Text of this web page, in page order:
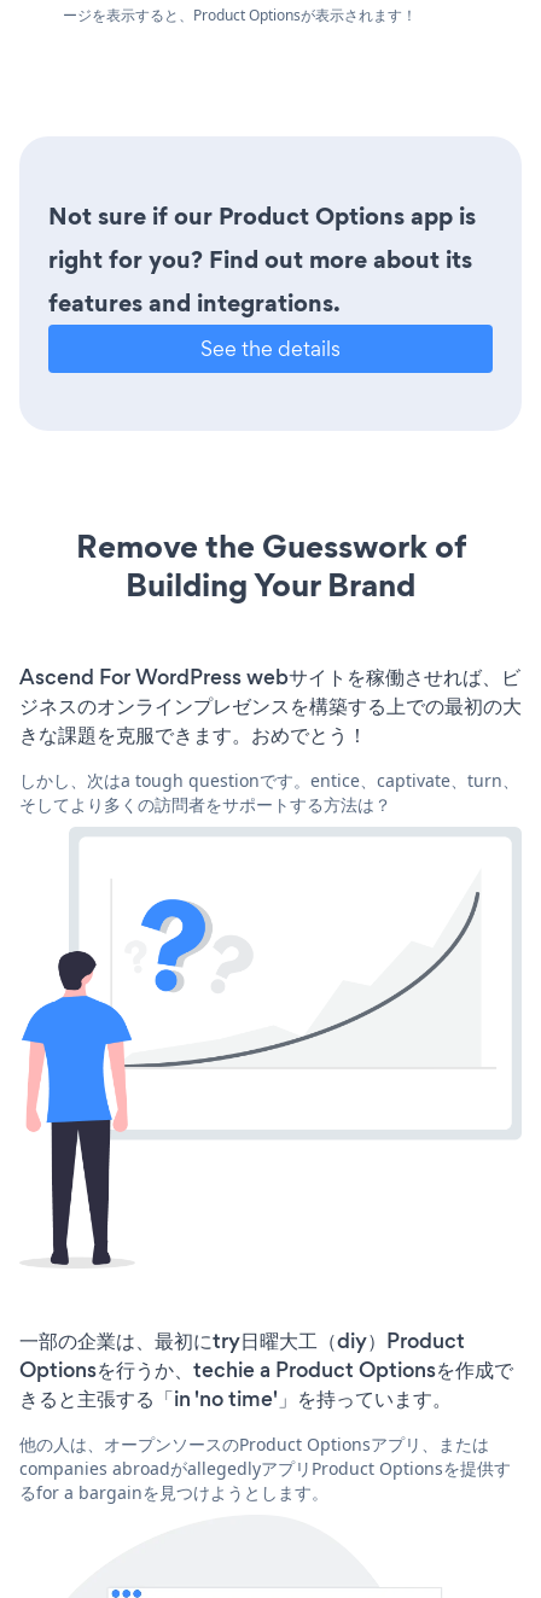
ージを表示すると、Product Optionsが表示されます！
Not sure if our Product Options app is
right for you? Find out more about its
features and integrations.
See the details
Remove the Guesswork of
Building Your Brand
Ascend For WordPress webサイトを稼働させれば、ビ
ジネスのオンラインプレゼンスを構築する上での最初の大
きな課題を克服できます。おめでとう！
しかし、次はa tough questionです。entice、captivate、turn、
そしてより多くの訪問者をサポートする方法は？
一部の企業は、最初にtry日曜大工（diy）Product
Optionsを行うか、techie a Product Optionsを作成で
きると主張する「in 'no time'」を持っています。
他の人は、オープンソースのProduct Optionsアプリ、または
companies abroadがallegedlyアプリProduct Optionsを提供す
るfor a bargainを見つけようとします。